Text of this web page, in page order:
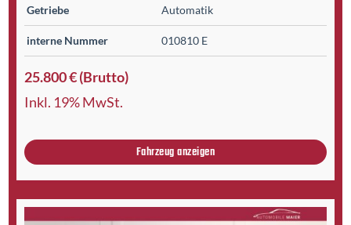
Getriebe Automatik
interne Nummer 010810 E
25.800 € (Brutto)
Inkl. 19% MwSt.
Fahrzeug anzeigen